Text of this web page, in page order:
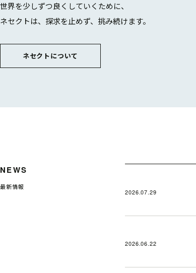
世界を少しずつ良くしていくために、
ネセクトは、探求を止めず、挑み続けます。
ネセクトについて
NEWS
最新情報
2026.07.29
2026.06.22